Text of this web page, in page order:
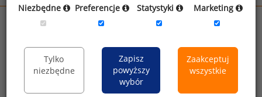
wynagrodzenia.pl
rynekpracy.pl
raportyplacowe.pl
badania
.pl wskazniki HR.pl
Niezbędne Preferencje Statystyki Marketing
Tylko
niezbędne
Zapisz
powyższy
wybór
Zaakceptuj
wszystkie